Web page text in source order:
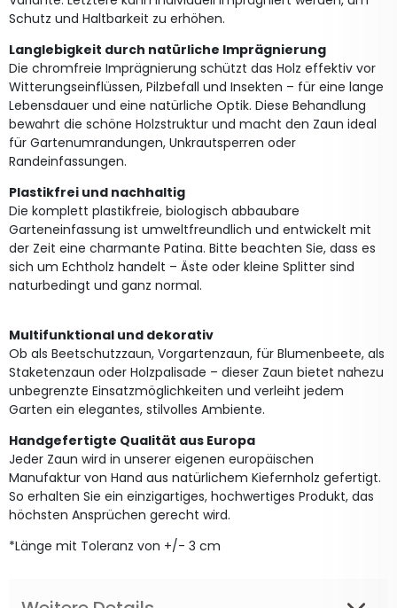
Schutz und Haltbarkeit zu erhöhen.
Langlebigkeit durch natürliche Imprägnierung
Die chromfreie Imprägnierung schützt das Holz effektiv vor
Witterungseinflüssen, Pilzbefall und Insekten – für eine lange
Lebensdauer und eine natürliche Optik. Diese Behandlung
bewahrt die schöne Holzstruktur und macht den Zaun ideal
für Gartenumrandungen, Unkrautsperren oder
Randeinfassungen.
Plastikfrei und nachhaltig
Die komplett plastikfreie, biologisch abbaubare
Garteneinfassung ist umweltfreundlich und entwickelt mit
der Zeit eine charmante Patina. Bitte beachten Sie, dass es
sich um Echtholz handelt – Äste oder kleine Splitter sind
naturbedingt und ganz normal.
Multifunktional und dekorativ
Ob als Beetschutzzaun, Vorgartenzaun, für Blumenbeete, als
Staketenzaun oder Holzpalisade – dieser Zaun bietet nahezu
unbegrenzte Einsatzmöglichkeiten und verleiht jedem
Garten ein elegantes, stilvolles Ambiente.
Handgefertigte Qualität aus Europa
Jeder Zaun wird in unserer eigenen europäischen
Manufaktur von Hand aus natürlichem Kiefernholz gefertigt.
So erhalten Sie ein einzigartiges, hochwertiges Produkt, das
höchsten Ansprüchen gerecht wird.
*Länge mit Toleranz von +/- 3 cm